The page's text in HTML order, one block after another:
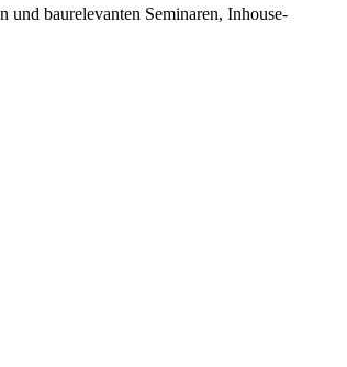
und baurelevanten Seminaren, Inhouse-